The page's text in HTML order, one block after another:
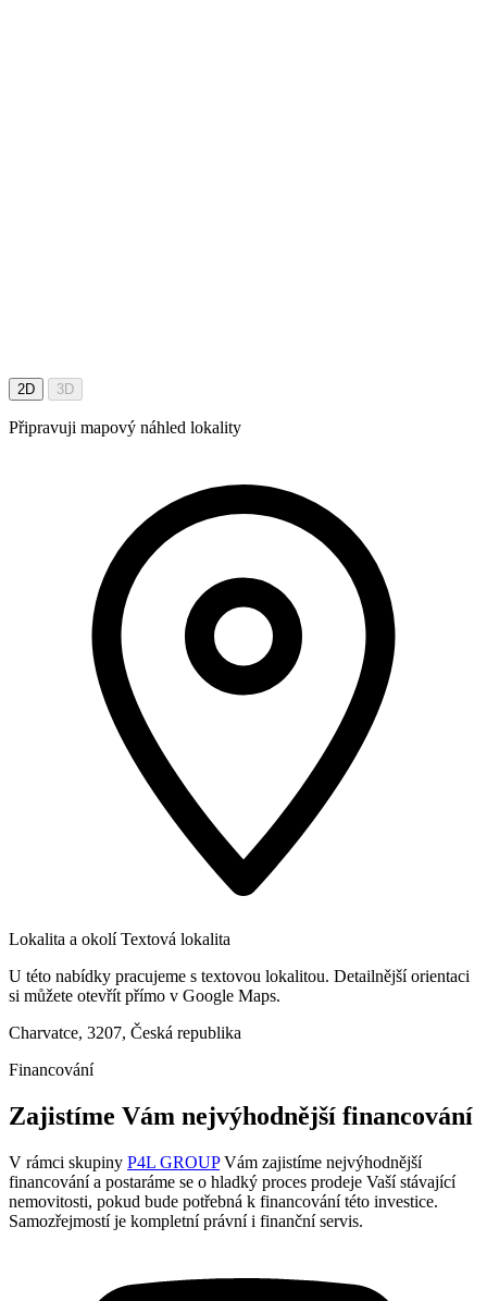
2D 3D
Připravuji mapový náhled lokality
Lokalita a okolí Textová lokalita
U této nabídky pracujeme s textovou lokalitou. Detailnější orientaci
si můžete otevřít přímo v Google Maps.
Charvatce, 3207, Česká republika
Financování
Zajistíme Vám nejvýhodnější financování
V rámci skupiny P4L GROUPVám zajistíme nejvýhodnější
financování a postaráme se o hladký proces prodeje Vaší stávající
nemovitosti, pokud bude potřebná k financování této investice.
Samozřejmostí je kompletní právní i finanční servis.